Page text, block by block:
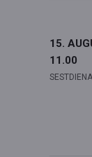
15.
11.00
SESTDIENA